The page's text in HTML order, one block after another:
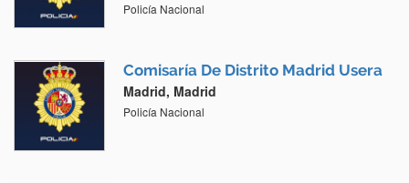
Policía Nacional
Comisaría De Distrito Madrid Usera
Madrid, Madrid
Policía Nacional